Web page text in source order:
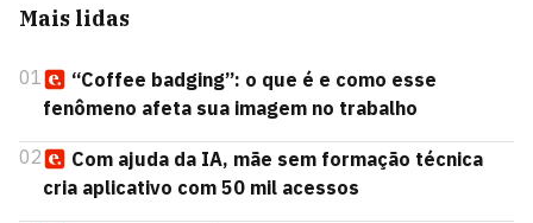
Mais lidas
01
“Coffee badging”: o que é e como esse
fenômeno afeta sua imagem no trabalho
02
Com ajuda da IA, mãe sem formação técnica
cria aplicativo com 50 mil acessos